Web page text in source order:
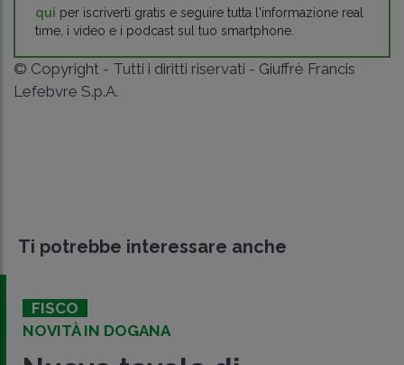
qui per iscriverti gratis e seguire tutta l'informazione real
time, i video e i podcast sul tuo smartphone.
© Copyright - Tutti i diritti riservati - Giuffrè Francis
Lefebvre S.p.A.
Ti potrebbe interessare anche
FISCO
NOVITÀ IN DOGANA